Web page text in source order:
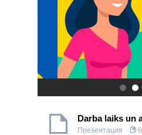
.
Darba laiks un
Презентация